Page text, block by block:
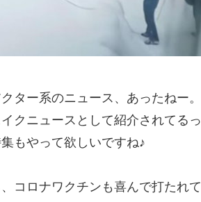
ター系のニュース、あったねー。
クニュースとして紹介されてる
もやって欲しいですね♪
コロナワクチンも喜んで打たれ